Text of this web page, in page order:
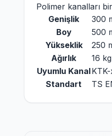
Polimer kanalları
Genişlik
300
Boy
500
Yükseklik
250
Ağırlık
16 kg
Uyumlu Kanal
Standart
TS